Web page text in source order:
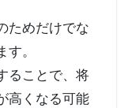
ためだけでな
。
ることで、将
高くなる可能